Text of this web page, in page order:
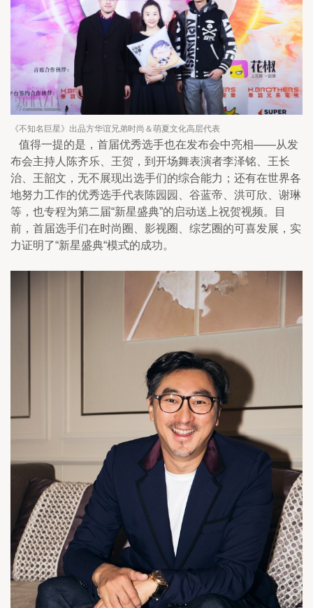
《不知名巨星》出品方华谊兄弟时尚＆萌夏文化高层代表
值得一提的是，首届优秀选手也在发布会中亮相——从发
布会主持人陈齐乐、王贺，到开场舞表演者李泽铭、王长
治、王韶文，无不展现出选手们的综合能力；还有在世界各
地努力工作的优秀选手代表陈园园、谷蓝帝、洪可欣、谢琳
等，也专程为第二届“新星盛典”的启动送上祝贺视频。目
前，首届选手们在时尚圈、影视圈、综艺圈的可喜发展，实
力证明了“新星盛典“模式的成功。